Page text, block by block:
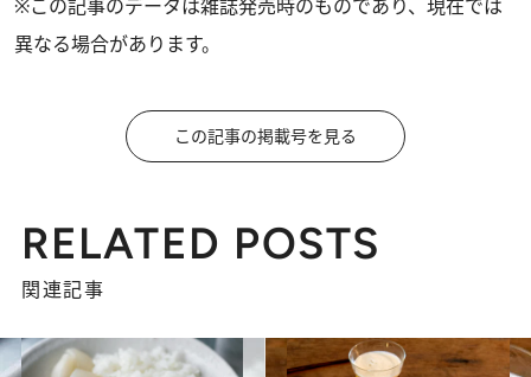
※この記事のデータは雑誌発売時のものであり、現在では
異なる場合があります。
この記事の掲載号を見る
RELATED POSTS
関連記事